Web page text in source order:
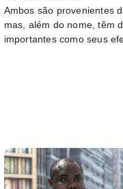
Ambos são provenientes
mas, além do nome, têm
importantes como seus